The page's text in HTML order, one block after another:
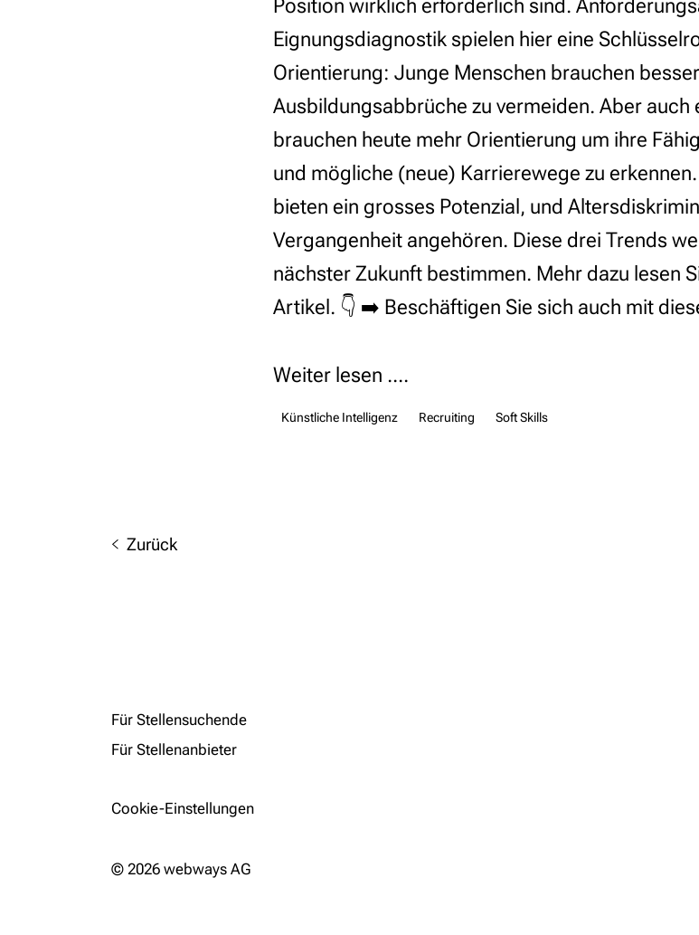
Position wirklich erforderlich sind.
Eignungsdiagnostik spielen hier eine
Orientierung: Junge Menschen brauchen
Ausbildungsabbrüche zu vermeiden. Aber auch
brauchen heute mehr Orientierung um ihre
und mögliche (neue) Karrierewege zu
bieten ein grosses Potenzial, und
Vergangenheit angehören. Diese drei Trends
nächster Zukunft bestimmen. Mehr dazu lesen
Artikel. 👇 ➡️ Beschäftigen Sie sich auch mit
Weiter lesen ....
Künstliche Intelligenz Recruiting Soft Skills
Zurück
Für Stellensuchende
Für Stellenanbieter
Cookie-Einstellungen
© 2026 webways AG